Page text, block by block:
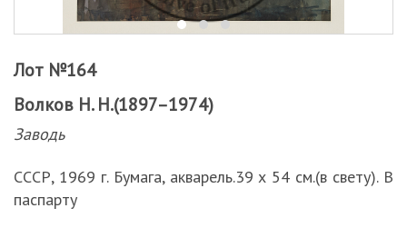
Лот №164
Волков Н. Н.(1897–1974)
Заводь
СССР, 1969 г. Бумага, акварель.39 х 54 см.(в свету). В
паспарту